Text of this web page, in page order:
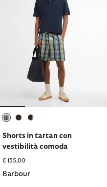
Shorts in tartan con
vestibilità comoda
€ 155,00
Barbour